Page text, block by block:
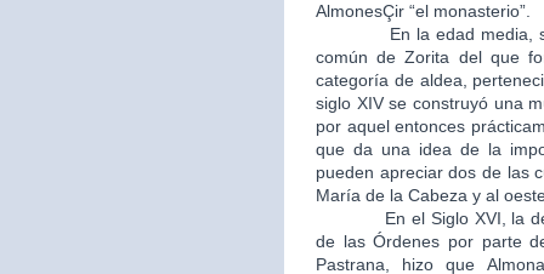
AlmonesÇir “el monasterio”.
En la edad media,
común de Zorita del que
categoría de aldea,
siglo XIV se construyó una
por aquel entonces
que da una idea de la
pueden apreciar dos de las
María de la Cabeza y al
En el Siglo XVI, la
de las Órdenes por parte
Pastrana, hizo que